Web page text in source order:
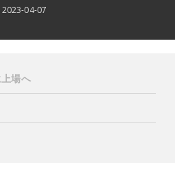
2023-04-07
場へ